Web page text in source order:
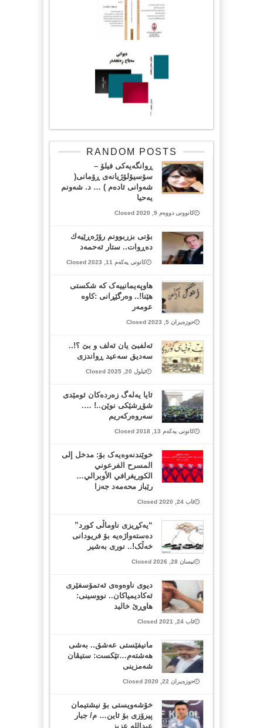
RANDOM POSTS
ڕوانگەیەکی فیلۆ –
سۆسیۆلۆژیانەی ڕۆمانی(
شەوانى ئادەم ) … د. شەونم
یەحیا
کانوونی دووەم 9, 2020 Closed
بۆنی بزربوونم رۆژه‌ڕێیه‌ك
ده‌ڕوات.. ستار ئەحمەد
کانونی یەکەم 11, 2023 Closed
هاوپەیمانییەک کە شکستی
هێنا!.. وەرگێڕانی :کاوە
عومەر
حوزەیران 5, 2023 Closed
ئەلفبێ یان ئەلف و بێ ؟!..
سەدیق سەعید ڕواندزی
ئیلول 20, 2025 Closed
ئایا یەلەگ زەردەکان ئومێدی
شۆڕشێکی نوێن..! ….
سەروەرکەریم
کانونی یەکەم 13, 2018 Closed
خوێندنەوەیەک بۆ: مدخل إلى
المسرح الفرعوني
الكوريغرافي الأوبرالي…
رێباز محەمەد جەزا
ئاب 24, 2020 Closed
“یەکڕیزی ناوماڵی کورد”
دەستەواژەیە بۆ فریودانی
خەڵک!.. نوری بەشیر
نیسان 28, 2026 Closed
دیوی ناوەوەی ئەتمۆسفێری
ئەکادیمیاکان.. نووسینی:
هاوڕێ خالید
ئاب 24, 2021 Closed
مانیفێستی عەشق.. بەشی
هەشتەم…تێکست: ستیڤان
شەمزینی
حوزەیران 22, 2020 Closed
خۆشەویستی بۆ نیشتیمان
پیرۆزی بۆ ئاین… م/ جبار
عبداللە عزیز